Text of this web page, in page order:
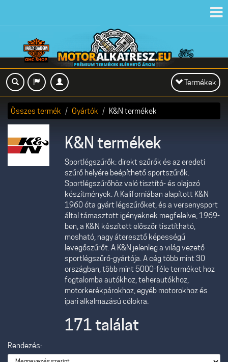
Toggle
navigation
Termékek
Összes termék Gyártók K&N termékek
K&N termékek
Sportlégszűrők: direkt szűrők és az eredeti
szűrő helyére beépíthető sportszűrők.
Sportlégszűrőhöz való tisztító- és olajozó
készítmények. A Kaliforniában alapított K&N
1960 óta gyárt légszűrőket, és a versenysport
által támasztott igényeknek megfelelve, 1969-
ben, a K&N készített először tisztítható,
mosható, nagy áteresztő képességű
levegőszűrőt. A K&N jelenleg a világ vezető
sportlégszűrő-gyártója. A cég több mint 30
országban, több mint 5000-féle terméket hoz
fogtalomba autókhoz, teherautókhoz,
motorkerékpárokhoz, egyéb motorokhoz és
ipari alkalmazású célokra.
171 találat
Rendezés: